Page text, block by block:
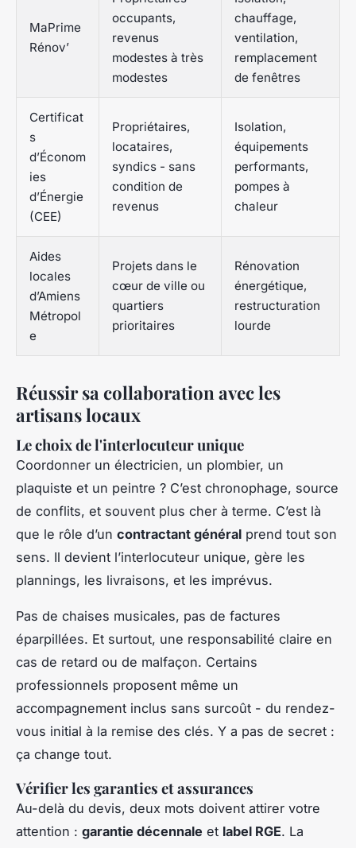
MaPrime
Rénov’
occupants,
revenus
modestes à très
modestes
chauffage,
ventilation,
remplacement
de fenêtres
Certificat
s
d’Économ
ies
d’Énergie
(CEE)
Propriétaires,
locataires,
syndics - sans
condition de
revenus
Isolation,
équipements
performants,
pompes à
chaleur
Aides
locales
d’Amiens
Métropol
e
Projets dans le
cœur de ville ou
quartiers
prioritaires
Rénovation
énergétique,
restructuration
lourde
Réussir sa collaboration avec les
artisans locaux
Le choix de l'interlocuteur unique
Coordonner un électricien, un plombier, un
plaquiste et un peintre ? C’est chronophage, source
de conflits, et souvent plus cher à terme. C’est là
que le rôle d’un contractant général prend tout son
sens. Il devient l’interlocuteur unique, gère les
plannings, les livraisons, et les imprévus.
Pas de chaises musicales, pas de factures
éparpillées. Et surtout, une responsabilité claire en
cas de retard ou de malfaçon. Certains
professionnels proposent même un
accompagnement inclus sans surcoût - du rendez-
vous initial à la remise des clés. Y a pas de secret :
ça change tout.
Vérifier les garanties et assurances
Au-delà du devis, deux mots doivent attirer votre
attention : garantie décennale et label RGE. La